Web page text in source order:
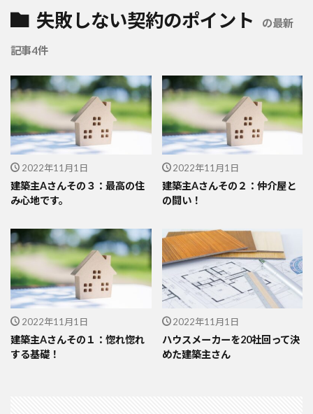
失敗しない契約のポイント の最新
記事4件
2022年11月1日
建築主Aさんその３：最高の住
み心地です。
2022年11月1日
建築主Aさんその２：仲介屋と
の闘い！
2022年11月1日
建築主Aさんその１：惚れ惚れ
する基礎！
2022年11月1日
ハウスメーカーを20社回って決
めた建築主さん